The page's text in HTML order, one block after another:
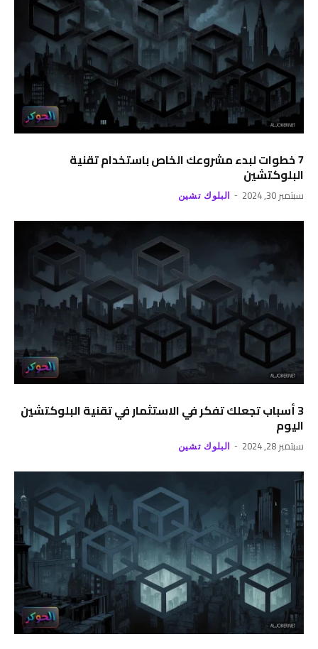
7 خطوات لبدء مشروعك الخاص باستخدام تقنية
البلوكتشين
سبتمبر 30, 2024 البلوك تشين
3 أسباب تجعلك تفكر في الاستثمار في تقنية البلوكتشين
اليوم
سبتمبر 28, 2024 البلوك تشين